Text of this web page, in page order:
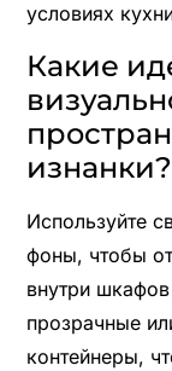
условиях
Какие
изнанки?
Используйте
фоны, чтобы
внутри
прозрачные
контейнеры,